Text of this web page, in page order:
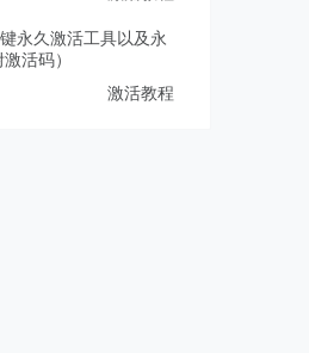
永久激活工具以及永
活码）
激活教程